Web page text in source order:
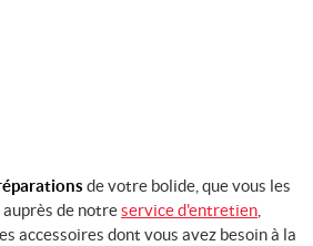
de votre bolide, que vous les
de notreservice d'entretien
accessoires dont vous avez besoin à la